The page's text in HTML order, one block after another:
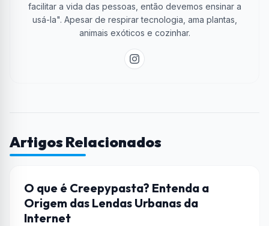
facilitar a vida das pessoas, então devemos ensinar a
usá-la". Apesar de respirar tecnologia, ama plantas,
animais exóticos e cozinhar.
Artigos Relacionados
CULTURA POP
O que é Creepypasta? Entenda a
Origem das Lendas Urbanas da
Internet